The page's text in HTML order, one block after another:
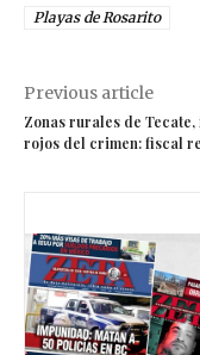
Playas de Rosarito
Previous article
Zonas rurales de Tecate,
rojos del crimen: fiscal